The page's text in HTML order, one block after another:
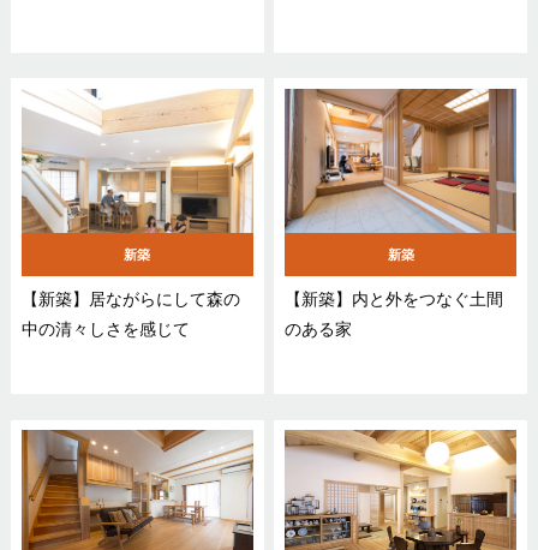
新築
【新築】居ながらにして森の
中の清々しさを感じて
新築
【新築】内と外をつなぐ土間
のある家